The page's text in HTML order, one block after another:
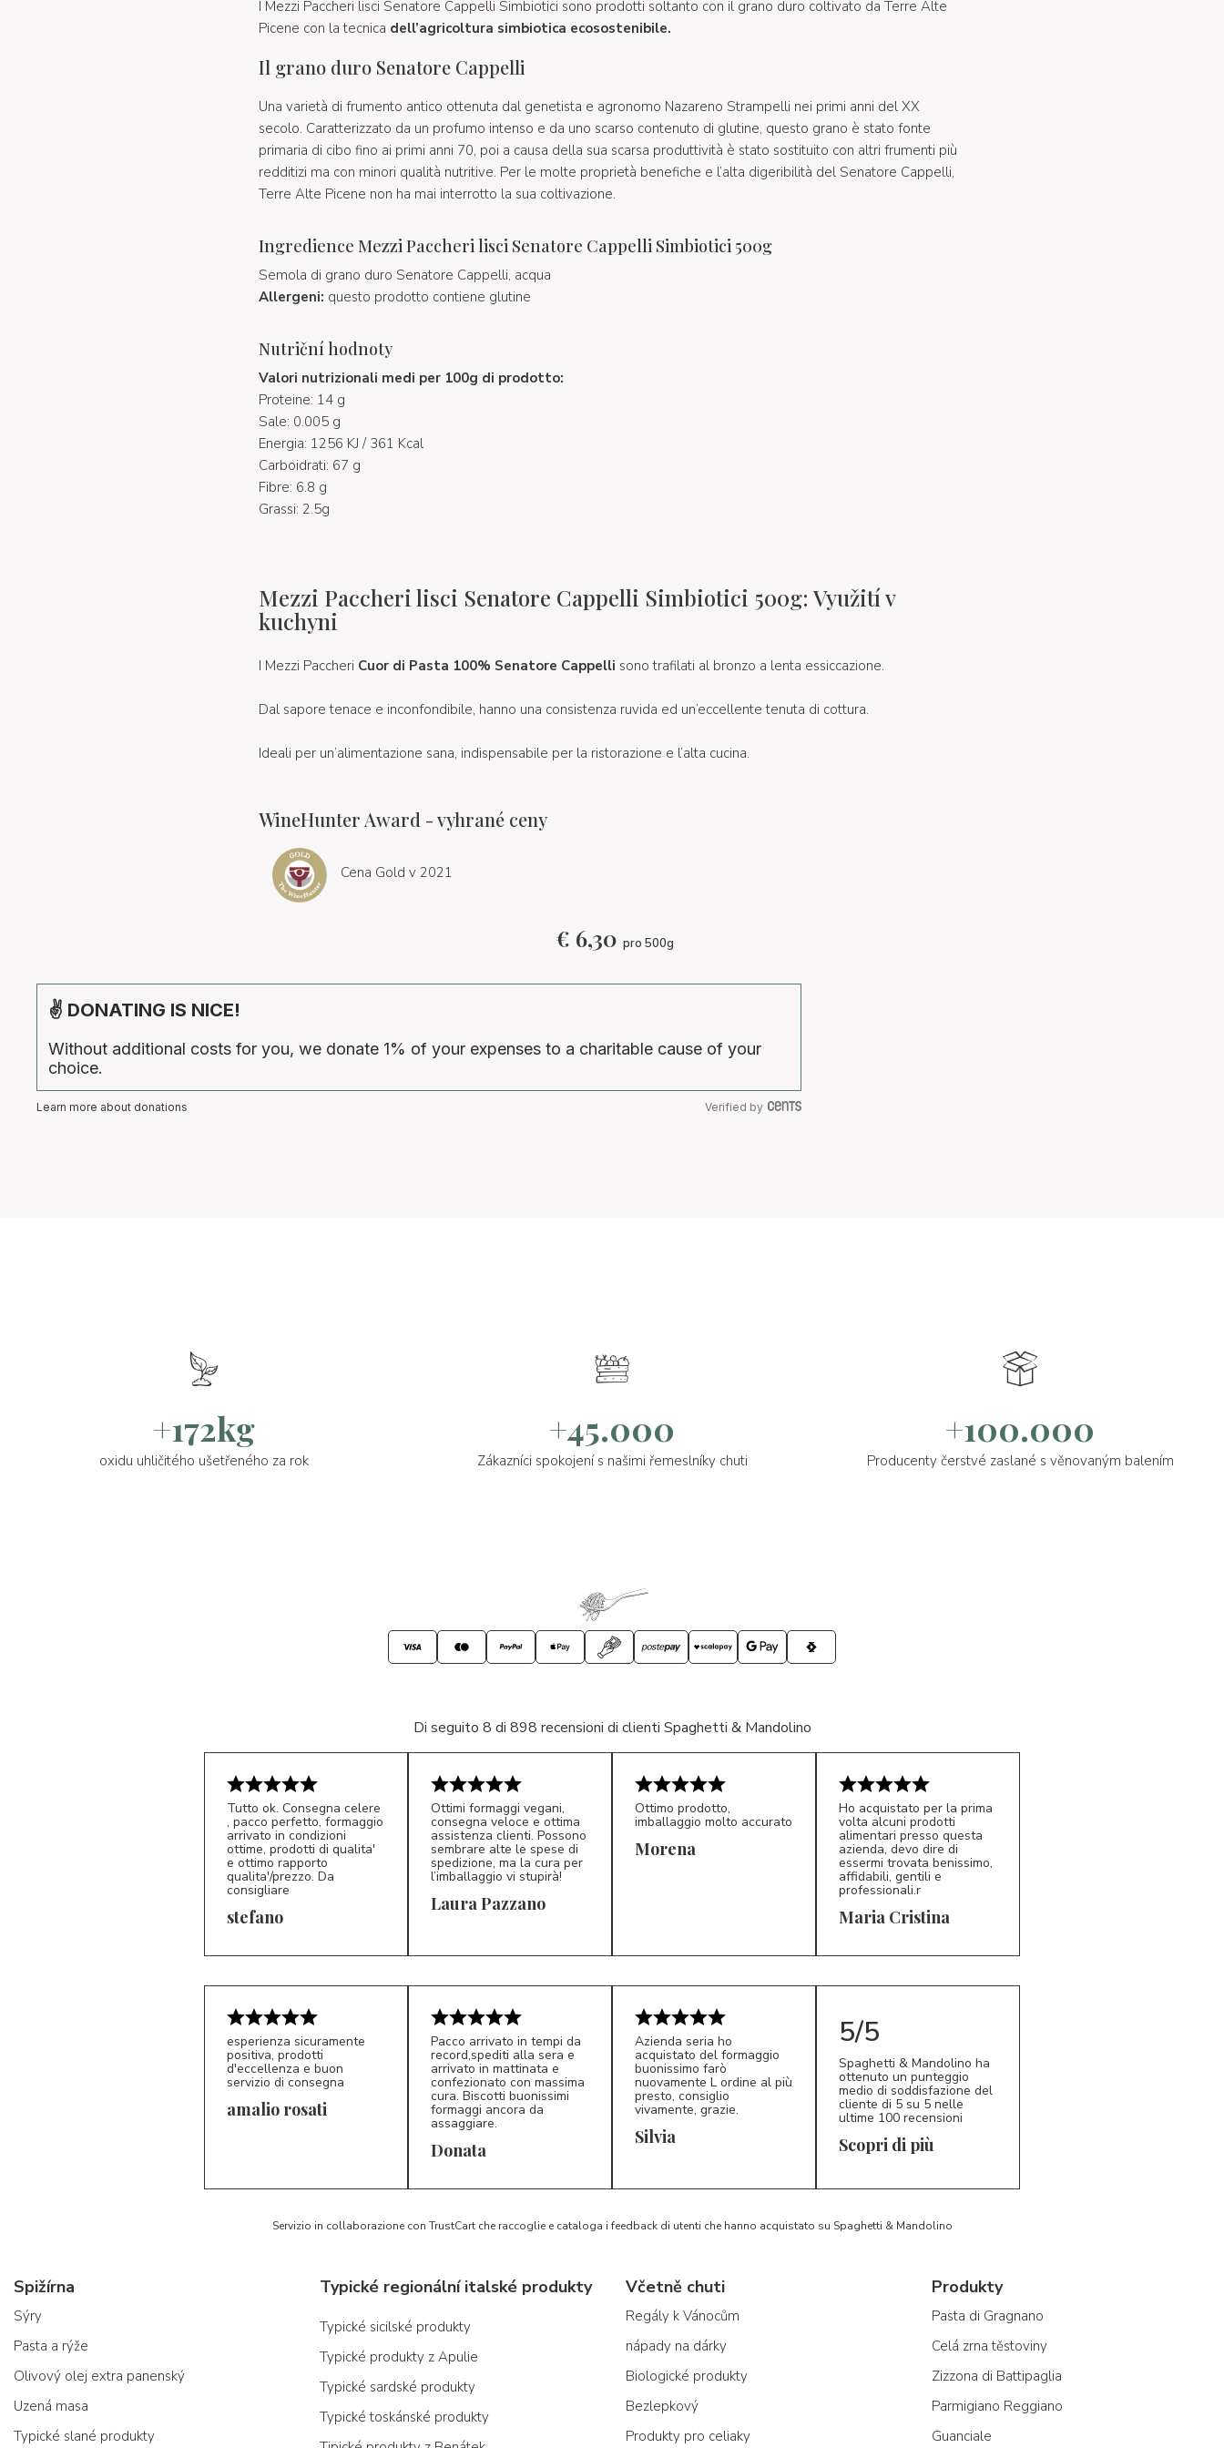
I Mezzi Paccheri lisci Senatore Cappelli Simbiotici sono prodotti soltanto con il grano duro coltivato da Terre Alte
Picene con la tecnica dell’agricoltura simbiotica ecosostenibile.
Il grano duro Senatore Cappelli
Una varietà di frumento antico ottenuta dal genetista e agronomo Nazareno Strampelli nei primi anni del XX
secolo. Caratterizzato da un profumo intenso e da uno scarso contenuto di glutine, questo grano è stato fonte
primaria di cibo fino ai primi anni 70, poi a causa della sua scarsa produttività è stato sostituito con altri frumenti più
redditizi ma con minori qualità nutritive. Per le molte proprietà benefiche e l’alta digeribilità del Senatore Cappelli,
Terre Alte Picene non ha mai interrotto la sua coltivazione.
Ingredience Mezzi Paccheri lisci Senatore Cappelli Simbiotici 500g
Semola di grano duro Senatore Cappelli, acqua
Allergeni: questo prodotto contiene glutine
Nutriční hodnoty
Valori nutrizionali medi per 100g di prodotto:
Proteine: 14 g
Sale: 0.005 g
Energia: 1256 KJ / 361 Kcal
Carboidrati: 67 g
Fibre: 6.8 g
Grassi: 2.5g
Mezzi Paccheri lisci Senatore Cappelli Simbiotici 500g: Využití v
kuchyni
I Mezzi Paccheri Cuor di Pasta 100% Senatore Cappelli sono trafilati al bronzo a lenta essiccazione.
Dal sapore tenace e inconfondibile, hanno una consistenza ruvida ed un’eccellente tenuta di cottura.
Ideali per un’alimentazione sana, indispensabile per la ristorazione e l’alta cucina.
WineHunter Award - vyhrané ceny
Cena Gold v 2021
€ 6,30 pro 500g
✌ DONATING IS NICE!
Without additional costs for you, we donate 1% of your expenses to a charitable cause of your
choice.
Learn more about donations Verified by
+172kg
oxidu uhličitého ušetřeného za rok
+45.000
Zákazníci spokojení s našimi řemeslníky chuti
+100.000
Producenty čerstvé zaslané s věnovaným balením
Di seguito 8 di 898 recensioni di clienti Spaghetti & Mandolino
S*
Tutto ok. Consegna celere
, pacco perfetto, formaggio
arrivato in condizioni
ottime, prodotti di qualita'
e ottimo rapporto
qualita'/prezzo. Da
consigliare
stefano LP 5/5
Ottimi formaggi vegani,
consegna veloce e ottima
assistenza clienti. Possono
sembrare alte le spese di
spedizione, ma la cura per
l’imballaggio vi stupirà!
Laura Pazzano
Ottimo prodotto,
imballaggio molto accurato
Morena
MC 5/5
Ho acquistato per la prima
volta alcuni prodotti
alimentari presso questa
azienda, devo dire di
essermi trovata benissimo,
affidabili, gentili e
professionali.r
Maria Cristina
esperienza sicuramente
positiva, prodotti
d'eccellenza e buon
servizio di consegna
amalio rosati
D*
Pacco arrivato in tempi da
record,spediti alla sera e
arrivato in mattinata e
confezionato con massima
cura. Biscotti buonissimi
formaggi ancora da
assaggiare.
Donata S*
Azienda seria ho
acquistato del formaggio
buonissimo farò
nuovamente L ordine al più
presto, consiglio
vivamente, grazie.
Silvia
5/5
Spaghetti & Mandolino ha
ottenuto un punteggio
medio di soddisfazione del
cliente di 5 su 5 nelle
ultime 100 recensioni
Scopri di più
Servizio in collaborazione con TrustCart che raccoglie e cataloga i feedback di utenti che hanno acquistato su Spaghetti & Mandolino
Spižírna
Sýry
Pasta a rýže
Olivový olej extra panenský
Uzená masa
Typické slané produkty
Typické regionální italské produkty
Typické sicilské produkty
Typické produkty z Apulie
Typické sardské produkty
Typické toskánské produkty
Včetně chuti
Regály k Vánocům
nápady na dárky
Biologické produkty
Bezlepkový
Produkty pro celiaky
Produkty
Pasta di Gragnano
Celá zrna těstoviny
Zizzona di Battipaglia
Parmigiano Reggiano
Guanciale